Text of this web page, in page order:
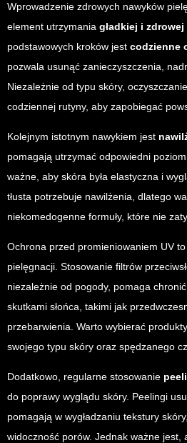
Wprowadzenie zdrowych nawyków
element utrzymania gładkiej i
podstawowych kroków jest codzienne
pozwala usunąć zanieczyszczenia,
Niezależnie od typu skóry,
codziennej rutyny, aby zapobiegać
Kolejnym istotnym nawykiem jest
pomagają utrzymać odpowiedni
ważne, aby skóra była elastyczna i
tłusta potrzebuje nawilżenia, dlatego
niekomedogenne formuły, które nie
Ochrona przed promieniowaniem UV
pielęgnacji. Stosowanie filtrów
niezależnie od pogody, pomaga
skutkami słońca, takimi jak
przebarwienia. Warto wybierać
swojego typu skóry oraz spędzanego
Dodatkowo, regularne stosowanie
do poprawy wyglądu skóry. Peelingi
pomagają w wygładzaniu tekstury
widoczność porów. Jednak ważne jest,